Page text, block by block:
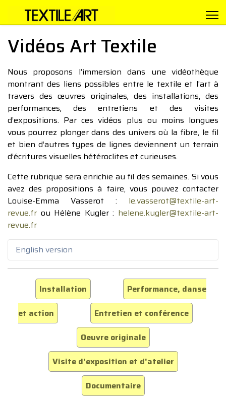
Vidéos Art Textile
Nous proposons l’immersion dans une vidéothèque
montrant des liens possibles entre le textile et l’art à
travers des œuvres originales, des installations, des
performances, des entretiens et des visites
d’expositions. Par ces vidéos plus ou moins longues
vous pourrez plonger dans des univers où la fibre, le fil
et bien d’autres types de lignes deviennent un terrain
d’écritures visuelles hétéroclites et curieuses.
Cette rubrique sera enrichie au fil des semaines. Si vous
avez des propositions à faire, vous pouvez contacter
Louise-Emma Vasserot : le.vasserot@textile-art-
revue.fr ou Hélène Kugler : helene.kugler@textile-art-
revue.fr
English version
Installation
Performance, danse
et action
Entretien et conférence
Oeuvre originale
Visite d'exposition et d'atelier
Documentaire